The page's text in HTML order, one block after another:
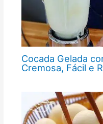
Cocada Gelada
Cremosa, Fácil e